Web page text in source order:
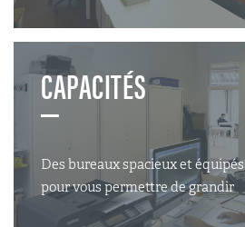
CAPACITÉS
Des bureaux spacieux et équipés
pour vous permettre de grandir